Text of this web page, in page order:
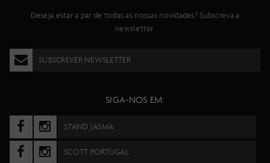
Deseja estar a par de todas as nossas novidades? Subscreva a
newsletter.
SUBSCREVER NEWSLETTER
SIGA-NOS EM:
STAND JASMA
SCOTT PORTUGAL